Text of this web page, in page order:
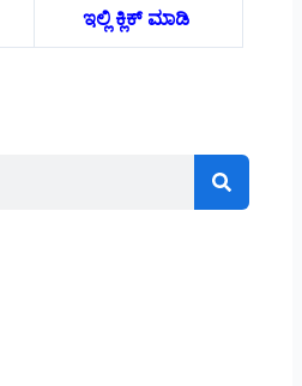
ಇಲ್ಲಿ ಕ್ಲಿಕ್ ಮಾಡಿ